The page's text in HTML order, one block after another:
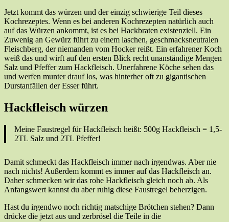
Jetzt kommt das würzen und der einzig schwierige Teil dieses
Kochrezeptes. Wenn es bei anderen Kochrezepten natürlich auch
auf das Würzen ankommt, ist es bei Hackbraten existenziell. Ein
Zuwenig an Gewürz führt zu einem laschen, geschmacksneutralen
Fleischberg, der niemanden vom Hocker reißt. Ein erfahrener Koch
weiß das und wirft auf den ersten Blick recht unanständige Mengen
Salz und Pfeffer zum Hackfleisch. Unerfahrene Köche sehen das
und werfen munter drauf los, was hinterher oft zu gigantischen
Durstanfällen der Esser führt.
Hackfleisch würzen
Meine Faustregel für Hackfleisch heißt: 500g Hackfleisch = 1,5-
2TL Salz und 2TL Pfeffer!
Damit schmeckt das Hackfleisch immer nach irgendwas. Aber nie
nach nichts! Außerdem kommt es immer auf das Hackfleisch an.
Daher schmecken wir das rohe Hackfleisch gleich noch ab. Als
Anfangswert kannst du aber ruhig diese Faustregel beherzigen.
Hast du irgendwo noch richtig matschige Brötchen stehen? Dann
drücke die jetzt aus und zerbrösel die Teile in die